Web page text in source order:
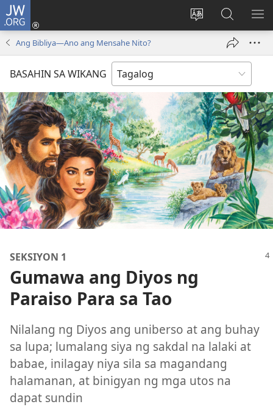
JW.ORG
Baguhin
ng
Mag-
log
bubukas
bagong
window)
sa
JW.ORG
Ang Bibliya—Ano ang Mensahe Nito?
BASAHIN SA WIKANG
SEKSIYON 1
Gumawa ang Diyos ng
Paraiso Para sa Tao
Nilalang ng Diyos ang uniberso at ang buhay
sa lupa; lumalang siya ng sakdal na lalaki at
babae, inilagay niya sila sa magandang
halamanan, at binigyan ng mga utos na
dapat sundin